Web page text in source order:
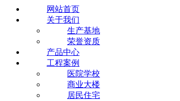
网站首页
关于我们
生产基地
荣誉资质
产品中心
工程案例
医院学校
商业大楼
居民住宅